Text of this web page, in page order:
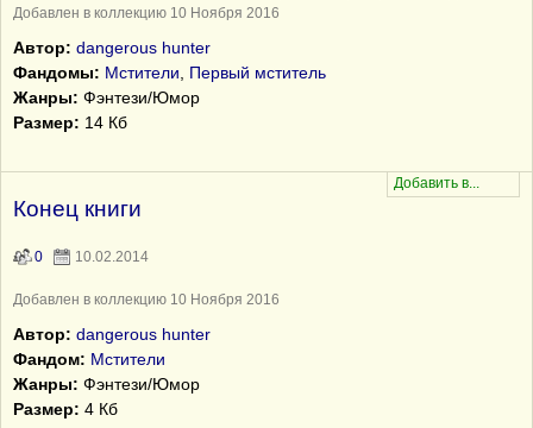
Добавлен в коллекцию 10 Ноября 2016
Автор: dangerous hunter
Фандомы: Мстители
Первый мститель
Жанры: Фэнтези/Юмор
Размер: 14 Кб
Конец книги
0 10.02.2014
Добавлен в коллекцию 10 Ноября 2016
Автор: dangerous hunter
Фандом: Мстители
Жанры: Фэнтези/Юмор
Размер: 4 Кб